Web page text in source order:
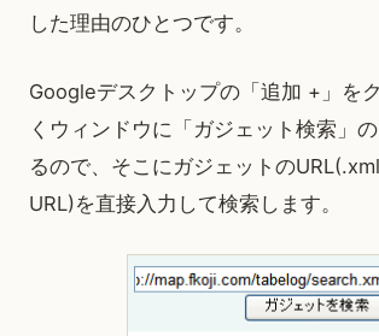
した理由のひとつです。
Googleデスクトップの「追加 +」を
くウィンドウに「ガジェット検索」
るので、そこにガジェットの
URL)を直接入力して検索します。